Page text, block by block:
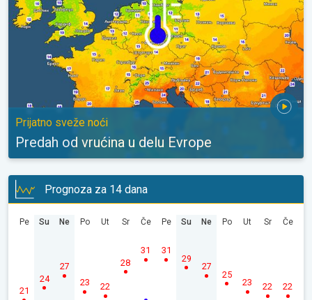
Prijatno sveže noći
Predah od vrućina u delu Evrope
Prognoza za 14 dana
Pe
21
Su
24
Ne
27
Po
23
Ut
22
Sr
28
Če
31
Pe
31
Su
29
Ne
27
Po
25
Ut
23
Sr
22
Če
22